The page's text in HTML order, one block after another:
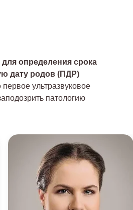
определения срока
дату родов (ПДР)
первое ультразвуковое
патологию